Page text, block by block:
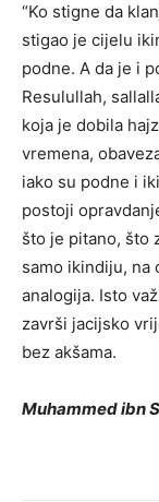
“Ko stigne da
stigao je cijelu
podne. A da je i
Resulullah,
koja je dobila
vremena,
iako su podne i
postoji
što je pitano, što
samo ikindiju, na
analogija. Isto
završi jacijsko
bez akšama.
Muhammed ibn